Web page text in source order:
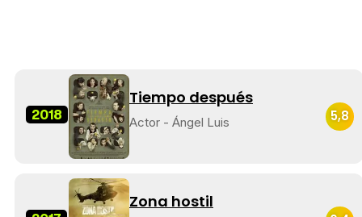
2018
Tiempo después
Actor - Ángel Luis 5,8
Zona hostil